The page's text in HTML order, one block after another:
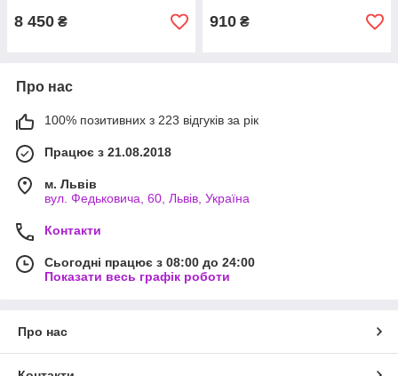
8 450 ₴ 910 ₴
Про нас
100% позитивних з 223 відгуків за рік
Працює з 21.08.2018
м. Львів
вул. Федьковича, 60, Львів, Україна
Контакти
Сьогодні працює з 08:00 до 24:00
Показати весь графік роботи
Про нас